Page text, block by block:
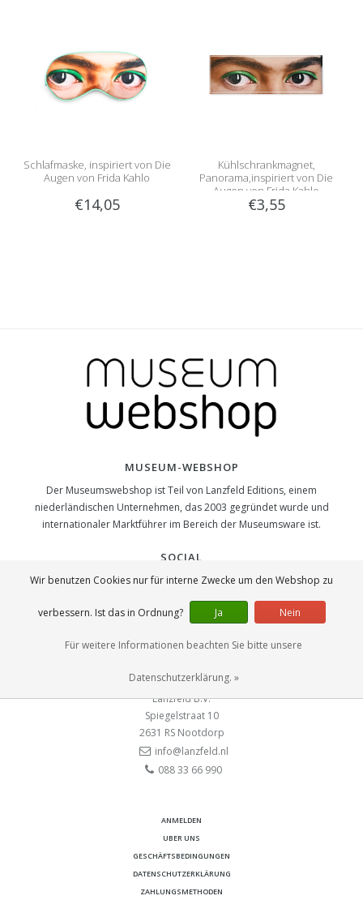
Schlafmaske, inspiriert von Die
Augen von Frida Kahlo
€14,05
Kühlschrankmagnet,
Panorama,inspiriert von Die
Augen von Frida Kahlo
€3,55
MUSEUM-WEBSHOP
Der Museumswebshop ist Teil von Lanzfeld Editions, einem
niederländischen Unternehmen, das 2003 gegründet wurde und
internationaler Marktführer im Bereich der Museumsware ist.
SOCIAL
KONTAKT
Lanzfeld B.V.
Spiegelstraat 10
2631 RS Nootdorp
info@lanzfeld.nl
088 33 66 990
ANMELDEN
UBER UNS
GESCHÄFTSBEDINGUNGEN
DATENSCHUTZERKLÄRUNG
ZAHLUNGSMETHODEN
Wir benutzen Cookies nur für interne Zwecke um den Webshop zu
verbessern. Ist das in Ordnung? Ja Nein
Für weitere Informationen beachten Sie bitte unsere
Datenschutzerklärung. »